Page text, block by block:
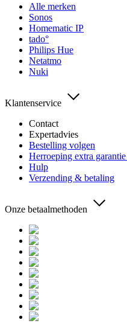
Alle merken
Sonos
Homematic IP
tado°
Philips Hue
Netatmo
Nuki
Klantenservice
Contact
Expertadvies
Bestelling volgen
Herroeping extra
Hulp
Verzending & betaling
Onze betaalmethoden